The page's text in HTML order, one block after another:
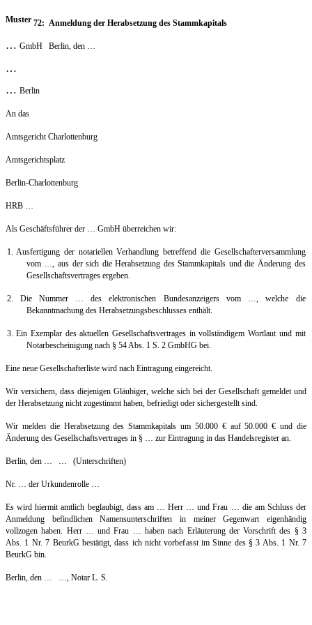
Muster 72: Anmeldung der Herabsetzung des Stammkapitals
… GmbH Berlin, den …
…
… Berlin
An das
Amtsgericht Charlottenburg
Amtsgerichtsplatz
Berlin-Charlottenburg
HRB …
Als Geschäftsführer der … GmbH überreichen wir:
1. Ausfertigung der notariellen Verhandlung betreffend die Gesellschafterversammlung
vom …, aus der sich die Herabsetzung des Stammkapitals und die Änderung des
Gesellschaftsvertrages ergeben.
2. Die Nummer … des elektronischen Bundesanzeigers vom …, welche die
Bekanntmachung des Herabsetzungsbeschlusses enthält.
3. Ein Exemplar des aktuellen Gesellschaftsvertrages in vollständigem Wortlaut und mit
Notarbescheinigung nach § 54 Abs. 1 S. 2 GmbHG bei.
Eine neue Gesellschafterliste wird nach Eintragung eingereicht.
Wir versichern, dass diejenigen Gläubiger, welche sich bei der Gesellschaft gemeldet und
der Herabsetzung nicht zugestimmt haben, befriedigt oder sichergestellt sind.
Wir melden die Herabsetzung des Stammkapitals um 50.000 €auf 50.000€ und die
Änderung des Gesellschaftsvertrages in § … zur Eintragung in das Handelsregister an.
Berlin, den … … (Unterschriften)
Nr. … der Urkundenrolle …
Es wird hiermit amtlich beglaubigt, dass am … Herr … und Frau … die am Schluss der
Anmeldung befindlichen Namensunterschriften in meiner Gegenwart eigenhändig
vollzogen haben. Herr … und Frau … haben nach Erläuterung der Vorschrift des § 3
Abs. 1 Nr. 7 BeurkG bestätigt, dass ich nicht vorbefasst im Sinne des § 3 Abs. 1 Nr. 7
BeurkG bin.
Berlin, den … …, Notar L. S.